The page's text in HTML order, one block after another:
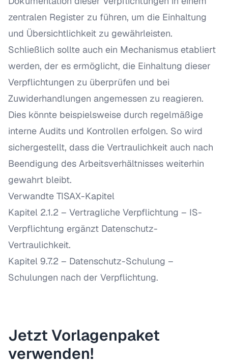
zentralen Register zu führen, um die Einhaltung
und Übersichtlichkeit zu gewährleisten.
Schließlich sollte auch ein Mechanismus etabliert
werden, der es ermöglicht, die Einhaltung dieser
Verpflichtungen zu überprüfen und bei
Zuwiderhandlungen angemessen zu reagieren.
Dies könnte beispielsweise durch regelmäßige
interne Audits und Kontrollen erfolgen. So wird
sichergestellt, dass die Vertraulichkeit auch nach
Beendigung des Arbeitsverhältnisses weiterhin
gewahrt bleibt.
Verwandte TISAX-Kapitel
Kapitel 2.1.2 – Vertragliche Verpflichtung – IS-
Verpflichtung ergänzt Datenschutz-
Vertraulichkeit.
Kapitel 9.7.2 – Datenschutz-Schulung –
Schulungen nach der Verpflichtung.
Jetzt Vorlagenpaket
verwenden!